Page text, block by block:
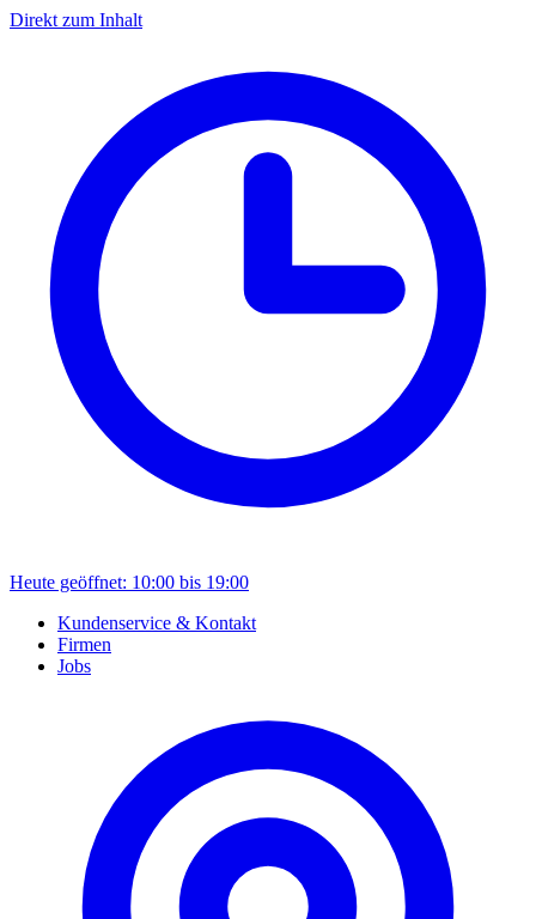
Direkt zum Inhalt
Heute geöffnet: 10:00 bis 19:00
Kundenservice & Kontakt
Firmen
Jobs